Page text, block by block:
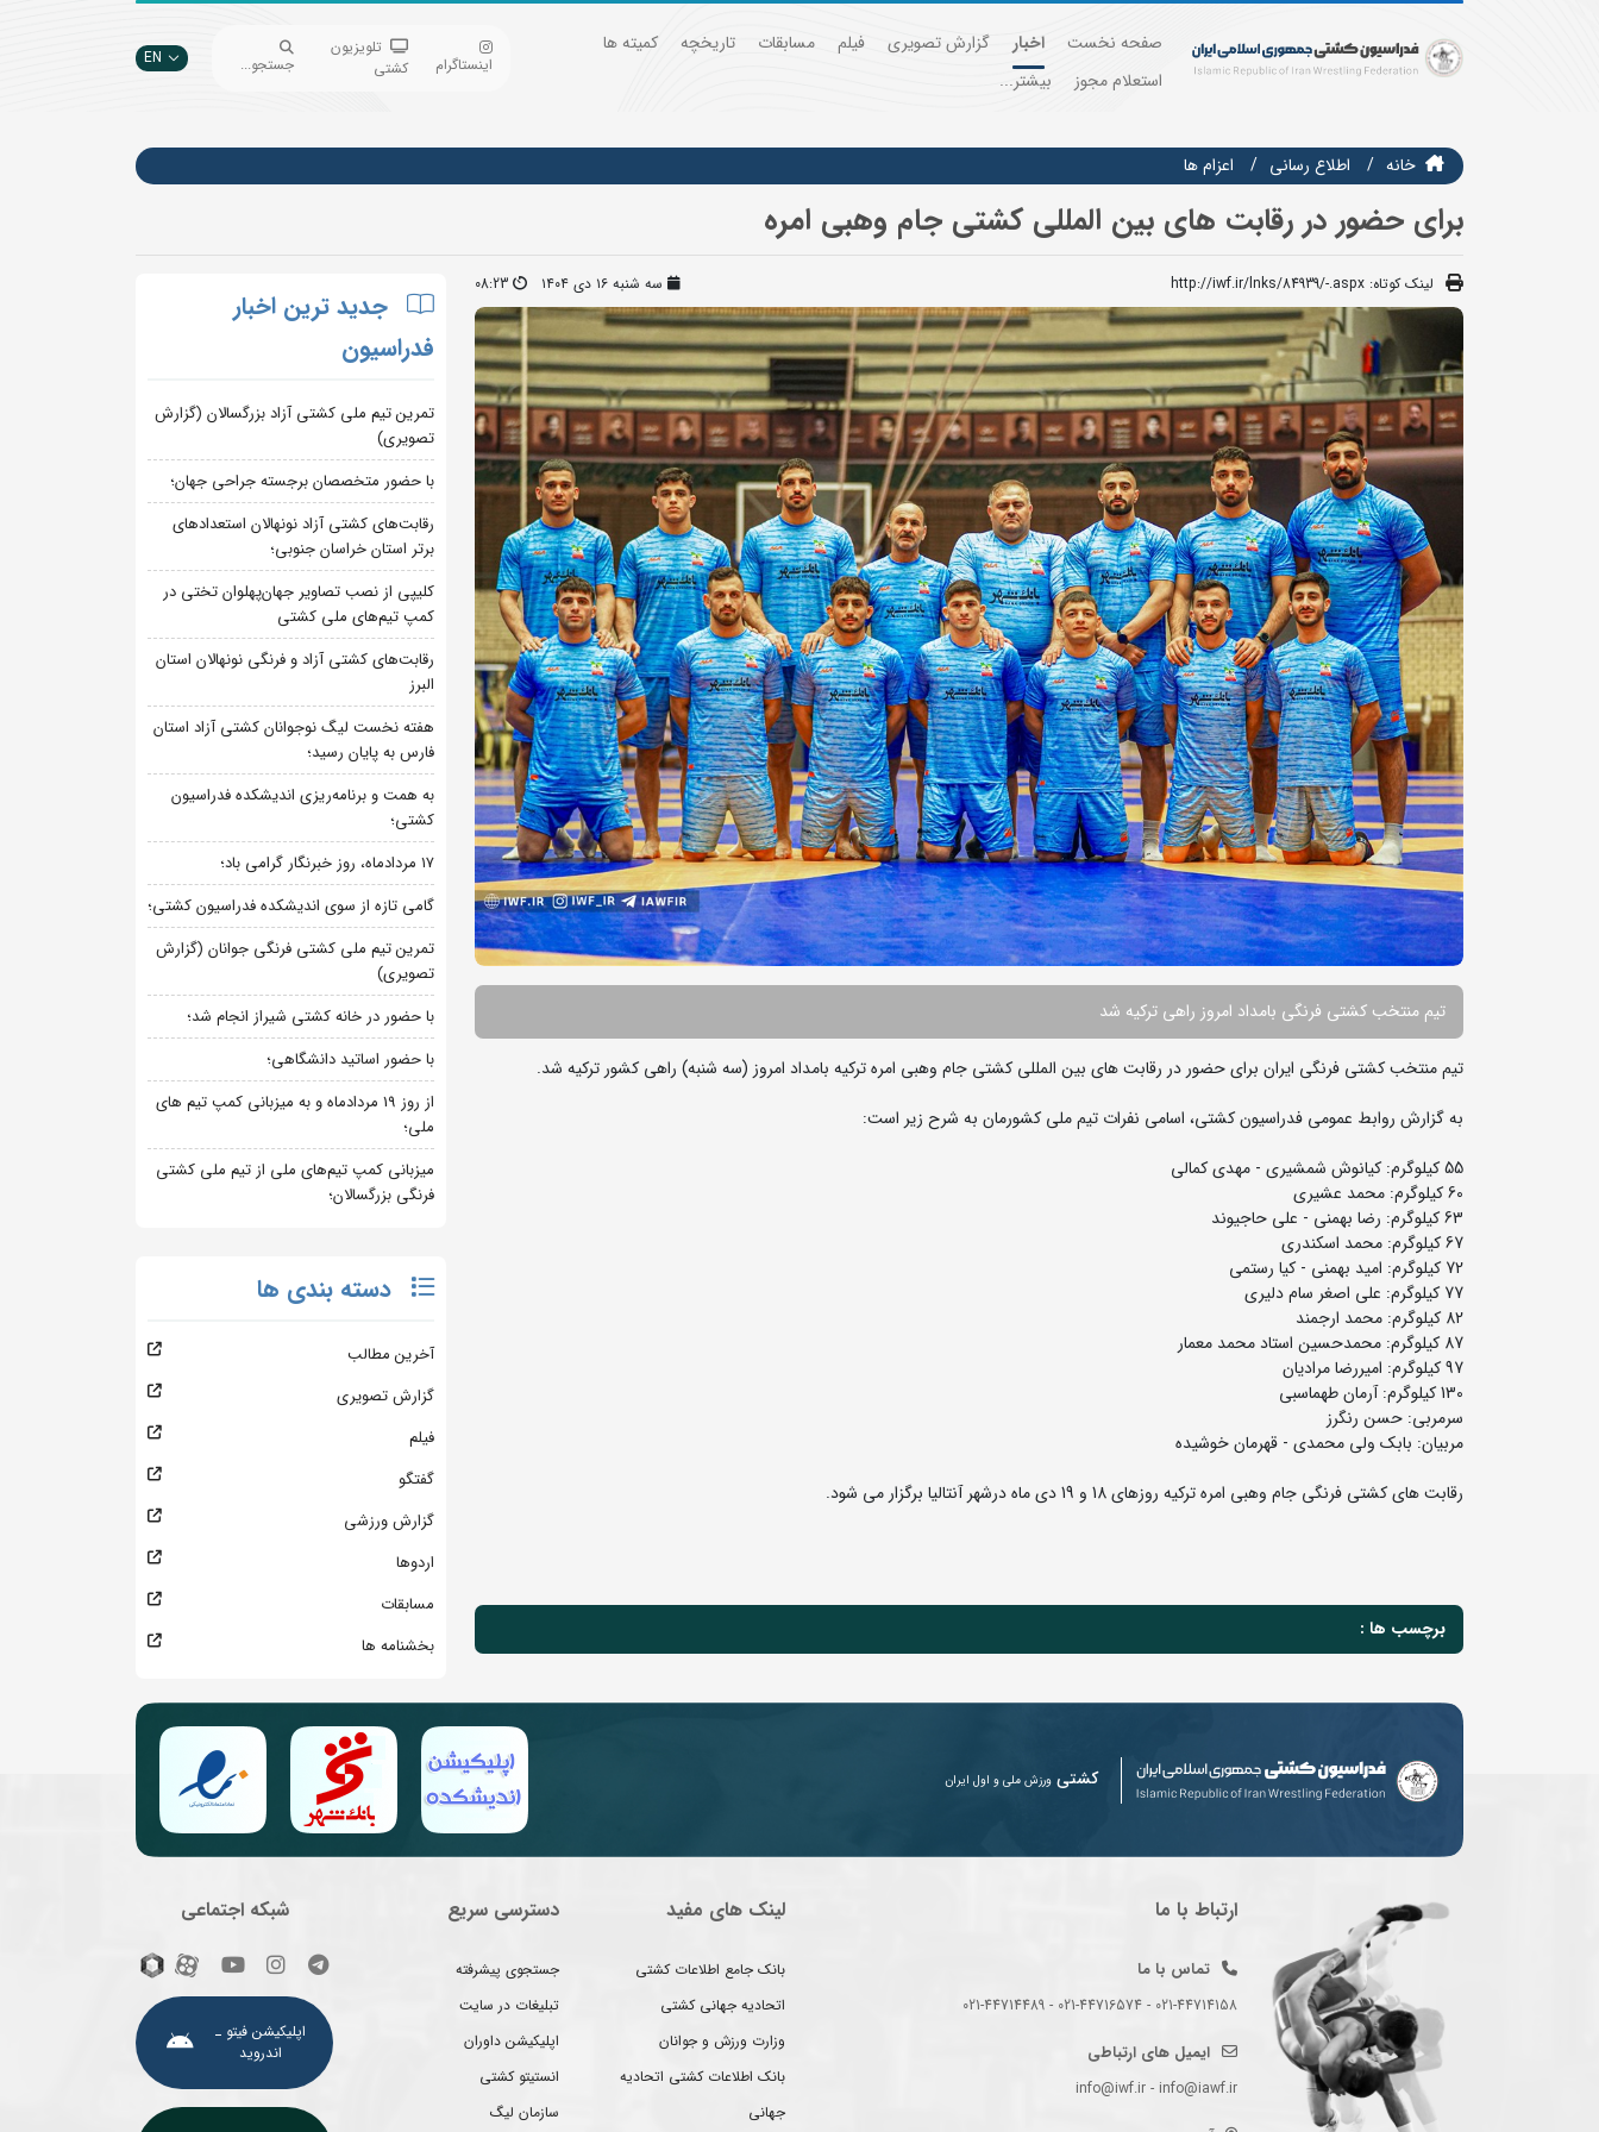
صفحه نخست اخبار گزارش تصویری فیلم مسابقات تاریخچه
کمیته ها
استعلام مجوز
بیشتر...
اینستاگرام
تلویزیون
کشتی
جستجو... EN
خانه اطلاع رسانی اعزام ها
برای حضور در رقابت های بین المللی کشتی جام وهبی امره
لینک کوتاه: http://iwf.ir/lnks/84939/-.aspx سه شنبه ۱۶ دی ۱۴۰۴ 08:23
تیم منتخب کشتی فرنگی بامداد امروز راهی ترکیه شد
تیم منتخب کشتی فرنگی ایران برای حضور در رقابت های بین المللی کشتی جام وهبی امره ترکیه بامداد امروز (سه شنبه) راهی کشور ترکیه شد.
به گزارش روابط عمومی فدراسیون کشتی، اسامی نفرات تیم ملی کشورمان به شرح زیر است:
55 کیلوگرم: کیانوش شمشیری - مهدی کمالی
60 کیلوگرم: محمد عشیری
63 کیلوگرم: رضا بهمنی - علی حاجیوند
67 کیلوگرم: محمد اسکندری
72 کیلوگرم: امید بهمنی - کیا رستمی
77 کیلوگرم: علی اصغر سام دلیری
82 کیلوگرم: محمد ارجمند
87 کیلوگرم: محمدحسین استاد محمد معمار
97 کیلوگرم: امیررضا مرادیان
130 کیلوگرم: آرمان طهماسبی
سرمربی: حسن رنگرز
مربیان: بابک ولی محمدی - قهرمان خوشیده
رقابت های کشتی فرنگی جام وهبی امره ترکیه روزهای 18 و 19 دی ماه درشهر آنتالیا برگزار می شود.
برچسب ها :
جدید ترین اخبار
فدراسیون
تمرین تیم ملی کشتی آزاد بزرگسالان (گزارش
تصویری)
با حضور متخصصان برجسته جراحی جهان؛
رقابت‌های کشتی آزاد نونهالان استعدادهای
برتر استان خراسان جنوبی؛
کلیپی از نصب تصاویر جهان‌پهلوان تختی در
کمپ تیم‌های ملی کشتی
رقابت‌های کشتی آزاد و فرنگی نونهالان استان
البرز
هفته نخست لیگ نوجوانان کشتی آزاد استان
فارس به پایان رسید؛
به همت و برنامه‌ریزی اندیشکده فدراسیون
کشتی؛
۱۷ مردادماه، روز خبرنگار گرامی باد؛
گامی تازه از سوی اندیشکده فدراسیون کشتی؛
تمرین تیم ملی کشتی فرنگی جوانان (گزارش
تصویری)
با حضور در خانه کشتی شیراز انجام شد؛
با حضور اساتید دانشگاهی؛
از روز 19 مردادماه و به میزبانی کمپ تیم های
ملی؛
میزبانی کمپ تیم‌های ملی از تیم ملی کشتی
فرنگی بزرگسالان؛
دسته بندی ها
آخرین مطالب
گزارش تصویری
فیلم
گفتگو
گزارش ورزشی
اردوها
مسابقات
بخشنامه ها
کشتی ورزش ملی و اول ایران
ارتباط با ما
تماس با ما
021-44714158 - 021-44716574 - 021-44714489
ایمیل های ارتباطی
info@iwf.ir - info@iawf.ir
لینک های مفید
بانک جامع اطلاعات کشتی
اتحادیه جهانی کشتی
وزارت ورزش و جوانان
بانک اطلاعات کشتی اتحادیه
جهانی
دسترسی سریع
جستجوی پیشرفته
تبلیغات در سایت
اپلیکیشن داوران
انستیتو کشتی
سازمان لیگ
شبکه اجتماعی
اپلیکیشن فیتو ـ
اندروید